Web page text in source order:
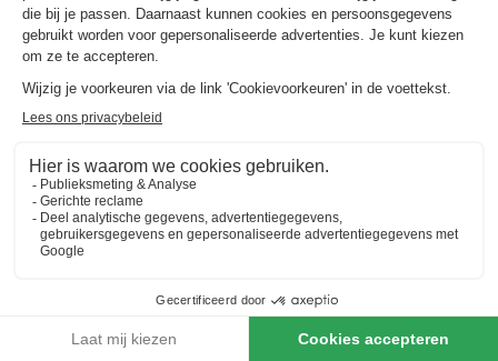
beoordeeld